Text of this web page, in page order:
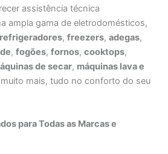
assistência técnica
ampla gama de eletrodomésticos,
refrigeradores,freezers,adegas,
,fogões,fornos,cooktops,
de secar, máquinas lava e
mais, tudo no conforto do seu
para Todas as Marcas e